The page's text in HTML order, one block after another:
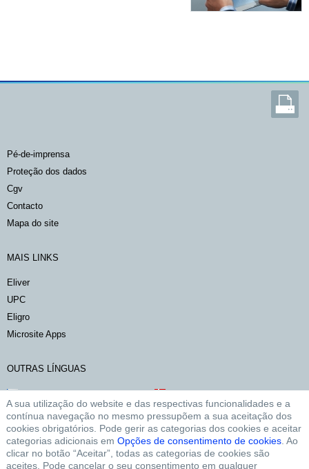
pé-de-imprensa
proteção dos dados
cgv
contacto
mapa do site
MAIS LINKS
Eliver
UPC
Eligro
Microsite Apps
OUTRAS LÍNGUAS
česky
dansk
deutsch
english
español
suomalainen
français
magyar
italiano
nederlands
A sua utilização do website e das respectivas funcionalidades e a
contínua navegação no mesmo pressupõem a sua aceitação dos
cookies obrigatórios. Pode gerir as categorias dos cookies e aceitar
categorias adicionais emOpções de consentimento de cookies . Ao
clicar no botão “Aceitar”, todas as categorias de cookies são
aceites. Pode cancelar o seu consentimento em qualquer